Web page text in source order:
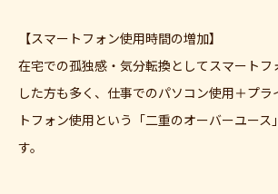
【スマートフォン使用時間の増加】
在宅での孤独感・気分転換としてスマートフ
した方も多く、仕事でのパソコン使用＋プラ
トフォン使用という「二重のオーバーユース
す。